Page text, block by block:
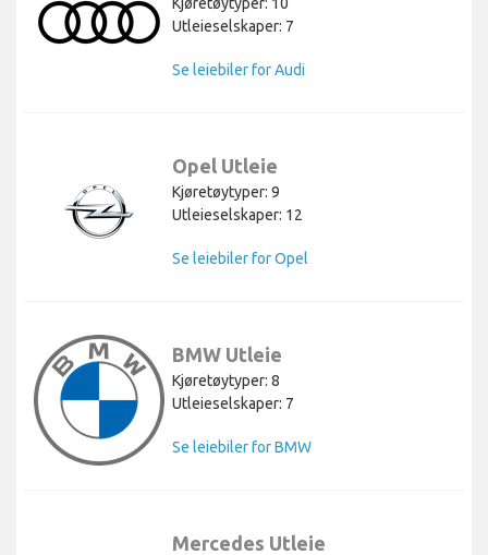
Utleieselskaper: 7
Se leiebiler for Audi
Opel Utleie
Kjøretøytyper: 9
Utleieselskaper: 12
Se leiebiler for Opel
BMW Utleie
Kjøretøytyper: 8
Utleieselskaper: 7
Se leiebiler for BMW
Mercedes Utleie